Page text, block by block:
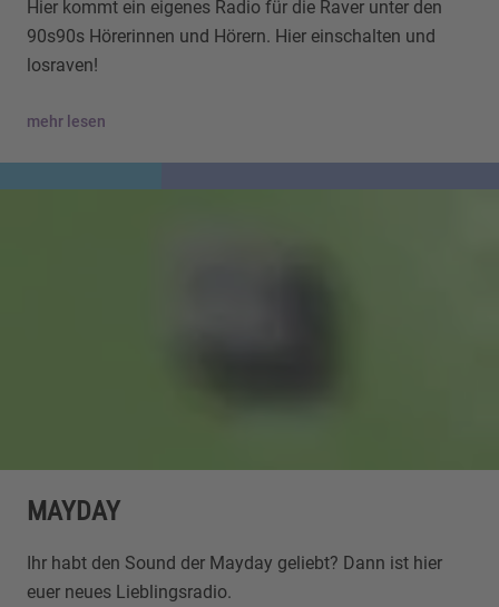
Hier kommt ein eigenes Radio für die Raver unter den
90s90s Hörerinnen und Hörern. Hier einschalten und
losraven!
mehr lesen
MAYDAY
Ihr habt den Sound der Mayday geliebt? Dann ist hier
euer neues Lieblingsradio.